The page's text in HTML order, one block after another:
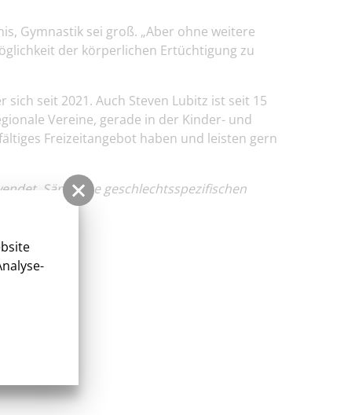
Gymnastik sei groß. „Aber ohne weitere
der körperlichen Ertüchtigung zu
seit 2021. Auch Steven Lubitz ist seit 15
Vereine, gerade in der Kinder- und
Freizeitangebot haben und leisten gern
Sämtliche geschlechtsspezifischen